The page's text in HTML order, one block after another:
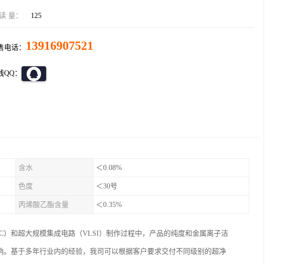
量： 125
电话： 13916907521
QQ：
含水 ＜0.08%
色度 ＜30号
丙烯酸乙酯含量 ＜0.35%
和超大规模集成电路（VLSI）制作过程中，产品的纯度和金属离子洁
基于多年行业内的经验，我司可以根据客户要求交付不同级别的超净